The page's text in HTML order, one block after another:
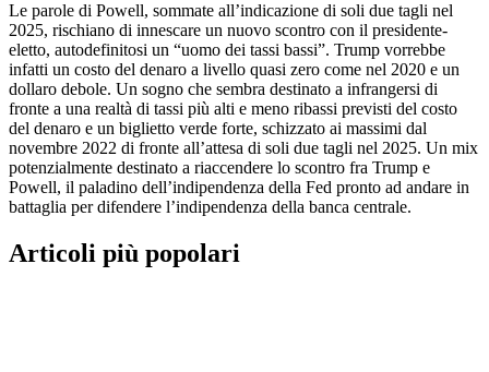
Le parole di Powell, sommate all’indicazione di soli due tagli nel
2025, rischiano di innescare un nuovo scontro con il presidente-
eletto, autodefinitosi un “uomo dei tassi bassi”. Trump vorrebbe
infatti un costo del denaro a livello quasi zero come nel 2020 e un
dollaro debole. Un sogno che sembra destinato a infrangersi di
fronte a una realtà di tassi più alti e meno ribassi previsti del costo
del denaro e un biglietto verde forte, schizzato ai massimi dal
novembre 2022 di fronte all’attesa di soli due tagli nel 2025. Un mix
potenzialmente destinato a riaccendere lo scontro fra Trump e
Powell, il paladino dell’indipendenza della Fed pronto ad andare in
battaglia per difendere l’indipendenza della banca centrale.
Articoli più popolari